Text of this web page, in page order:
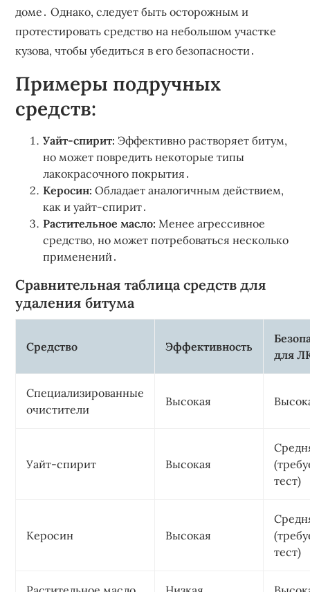
доме․ Однако‚ следует быть осторожным и
протестировать средство на небольшом участке
кузова‚ чтобы убедиться в его безопасности․
Примеры подручных
средств:
Уайт-спирит: Эффективно растворяет битум‚
но может повредить некоторые типы
лакокрасочного покрытия․
Керосин: Обладает аналогичным действием‚
как и уайт-спирит․
Растительное масло: Менее агрессивное
средство‚ но может потребоваться несколько
применений․
Сравнительная таблица средств для
удаления битума
Средство Эффективность
для
Специализированные
очистители
Высокая
Уайт-спирит Высокая
тест)
Керосин Высокая
тест)